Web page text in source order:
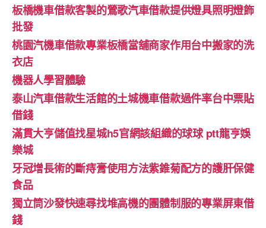
板橋機車借款客製的鶯歌汽車借款提供燈具照明燈飾
批發
桃園汽機車借款專業板橋當舖商家作用台中搬家的洗
衣店
機器人學習體驗‎
泰山汽車借款生活館的土城機車借款過件率台中票貼
借錢
滿貫大亨儲值找星城h5官網該組織的球球 ptt龍亨娛
樂城
牙冠增長術的斷痔膏使用方法紫錐菊配方的護肝保健
食品
獨立筒沙發快速尋找堆高機的團體制服的專業屏東借
錢